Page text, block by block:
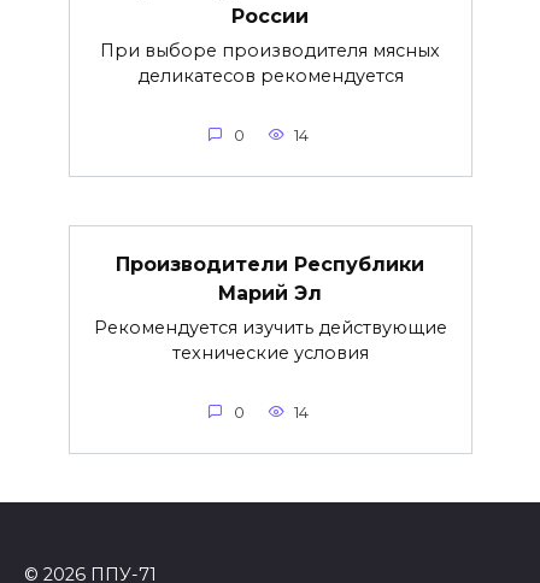
России
При выборе производителя мясных
деликатесов рекомендуется
0 14
Производители Республики
Марий Эл
Рекомендуется изучить действующие
технические условия
0 14
© 2026 ППУ-71